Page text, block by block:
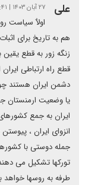
علی ۲۷ آبان ۱۴۰۳ | ۱۲:۴۱
اولاٌ سیاست
هم به تاریخ برای
زنگه زور به قطع
قطع راه ارتباطی
دشمن ایران هستند
یا وضعیت ارمنستان
ایران به جمع
انزوای ایران ،
جمله دوستی با
تورکها تشکیل می
طرفه به روسها خواهد